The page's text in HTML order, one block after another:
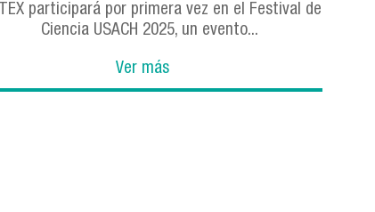
participará por primera vez en el Festival de
Ciencia USACH 2025, un evento...
Ver más